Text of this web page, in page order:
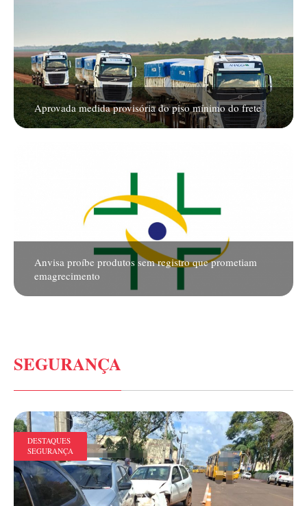
Aprovada medida provisória do piso mínimo do frete
Anvisa proíbe produtos sem registro que prometiam
emagrecimento
SEGURANÇA
DESTAQUES
SEGURANÇA